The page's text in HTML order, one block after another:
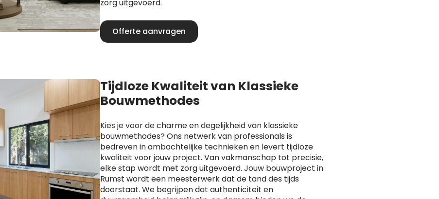
zorg uitgevoerd.
Offerte aanvragen
Tijdloze Kwaliteit van Klassieke
Bouwmethodes
Kies je voor de charme en degelijkheid van klassieke
bouwmethodes? Ons netwerk van professionals is
bedreven in ambachtelijke technieken en levert tijdloze
kwaliteit voor jouw project. Van vakmanschap tot precisie,
elke stap wordt met zorg uitgevoerd. Jouw bouwproject in
Rumst wordt een meesterwerk dat de tand des tijds
doorstaat. We begrijpen dat authenticiteit en